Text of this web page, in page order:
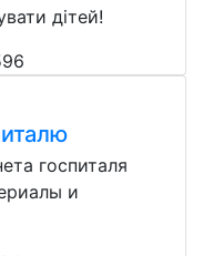
дітей!
госпиталя
и